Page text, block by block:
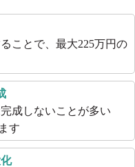
ことで、最大225万円の
成しないことが多い
す